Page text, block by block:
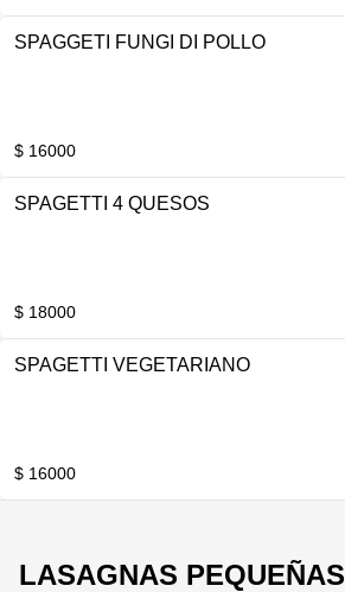
SPAGGETI FUNGI DI POLLO
$ 16000
SPAGETTI 4 QUESOS
$ 18000
SPAGETTI VEGETARIANO
$ 16000
LASAGNAS PEQUEÑAS